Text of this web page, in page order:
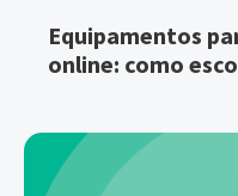
Equipamentos
online: como